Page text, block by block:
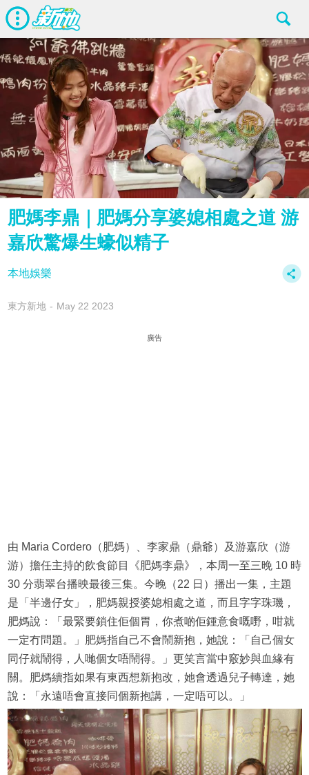
肥媽李鼎｜肥媽分享婆媳相處之道 游
嘉欣驚爆生蠔似精子
本地娛樂
東方新地 May 22 2023
廣告
由 Maria Cordero（肥媽）、李家鼎（鼎爺）及游嘉欣（游
游）擔任主持的飲食節目《肥媽李鼎》，本周一至三晚 10 時
30 分翡翠台播映最後三集。今晚（22 日）播出一集，主題
是「半邊仔女」，肥媽親授婆媳相處之道，而且字字珠璣，
肥媽說：「最緊要鎖住佢個胃，你煮啲佢鍾意食嘅嘢，咁就
一定冇問題。」肥媽指自己不會鬧新抱，她說：「自己個女
同仔就鬧得，人哋個女唔鬧得。」更笑言當中竅妙與血緣有
關。肥媽續指如果有東西想新抱改，她會透過兒子轉達，她
說：「永遠唔會直接同個新抱講，一定唔可以。」